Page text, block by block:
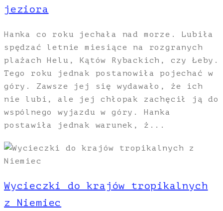
jeziora
Hanka co roku jechała nad morze. Lubiła
spędzać letnie miesiące na rozgranych
plażach Helu, Kątów Rybackich, czy Łeby.
Tego roku jednak postanowiła pojechać w
góry. Zawsze jej się wydawało, że ich
nie lubi, ale jej chłopak zachęcił ją do
wspólnego wyjazdu w góry. Hanka
postawiła jednak warunek, ż...
Wycieczki do krajów tropikalnych
z Niemiec